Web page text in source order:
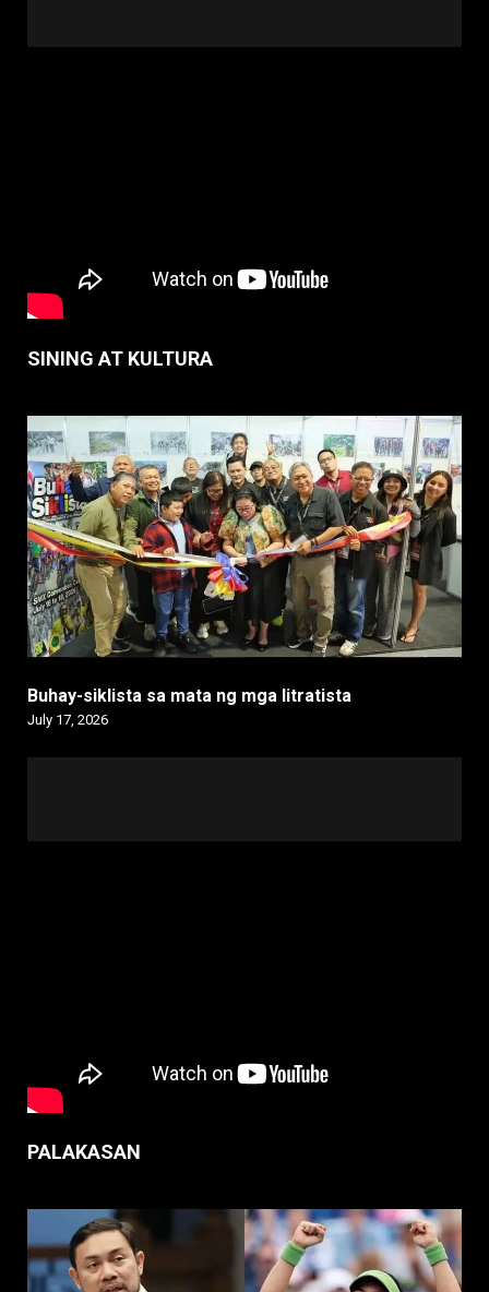
SINING AT KULTURA
Buhay-siklista sa mata ng mga litratista
July 17, 2026
PALAKASAN